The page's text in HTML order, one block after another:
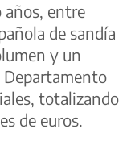
años, entre
de sandía
y un
Departamento
totalizando
de euros.